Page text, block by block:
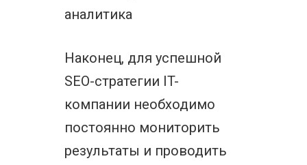
аналитика
Наконец, для успешной
SEO-стратегии IT-
компании необходимо
постоянно мониторить
результаты и проводить